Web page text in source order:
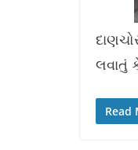
લવાતું
Read